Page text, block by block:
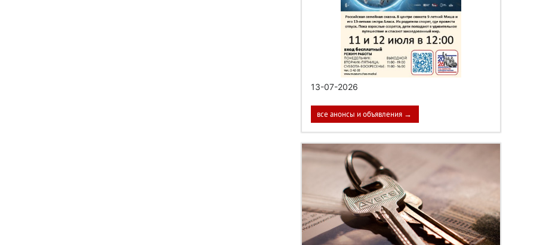
13-07-2026
все анонсы и объявления →